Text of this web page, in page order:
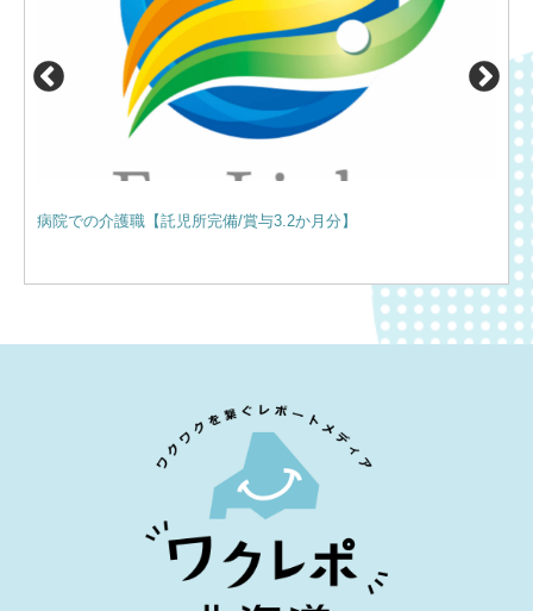
病院での介護職【託児所完備/賞与3.2か月分】
サ
住！